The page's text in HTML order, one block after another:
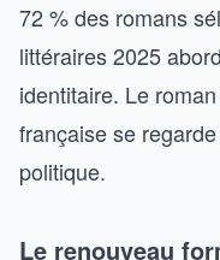
72 % des romans
littéraires 2025
identitaire. Le
française se
politique.
Le renouveau